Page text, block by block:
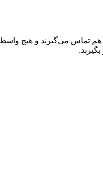
هم تماس می‌گیرند و هیچ